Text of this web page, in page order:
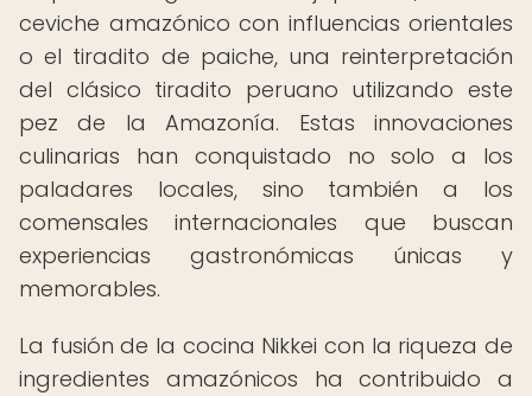
ceviche amazónico con influencias orientales
o el tiradito de paiche, una reinterpretación
del clásico tiradito peruano utilizando este
pez de la Amazonía. Estas innovaciones
culinarias han conquistado no solo a los
paladares locales, sino también a los
comensales internacionales que buscan
experiencias gastronómicas únicas y
memorables.
La fusión de la cocina Nikkei con la riqueza de
ingredientes amazónicos ha contribuido a